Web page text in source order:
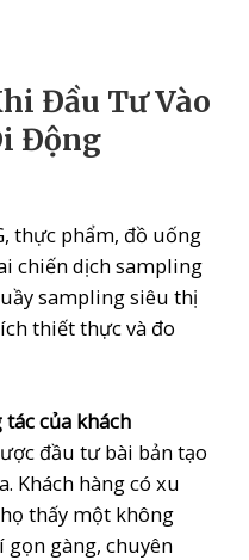
Đầu Tư Vào
Động
thực phẩm, đồ uống
chiến dịch sampling
sampling siêu thị
thiết thực và đo
của khách
đầu tư bài bản tạo
Khách hàng có xu
thấy một không
gàng, chuyên